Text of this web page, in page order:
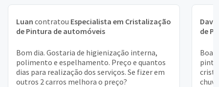
Luan contratou Especialista em Cristalização
de Pintura de automóveis
Bom dia. Gostaria de higienização interna,
polimento e espelhamento. Preço e quantos
dias para realização dos serviços. Se fizer em
outros 2 carros melhora o preço?
Davi
de
Boa